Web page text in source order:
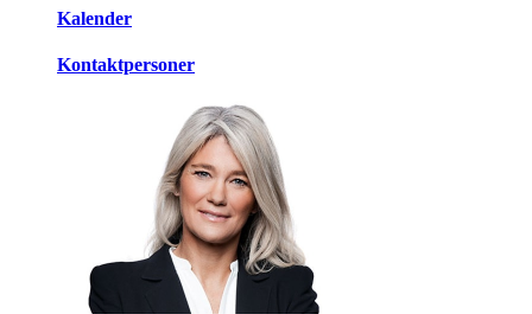
Kalender
Kontaktpersoner